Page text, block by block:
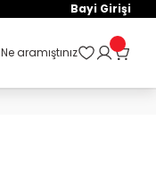
Bayi Girişi
Ne aramıştınız